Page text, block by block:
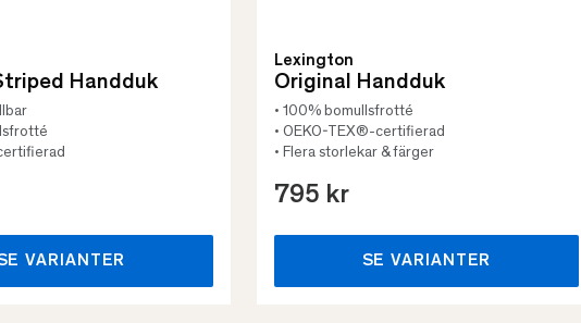
Handduk
VARIANTER
Lexington
Original Handduk
• 100% bomullsfrotté
• OEKO-TEX®-certifierad
• Flera storlekar & färger
795 kr
SE VARIANTER